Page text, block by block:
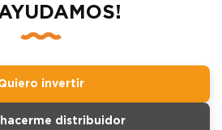
invertir
distribuidor